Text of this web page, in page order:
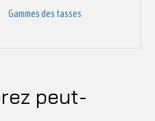
Gammes des tasses
peut-